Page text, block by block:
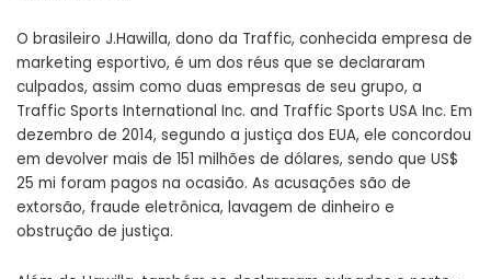
O brasileiro J.Hawilla, dono da Traffic, conhecida empresa de
marketing esportivo, é um dos réus que se declararam
culpados, assim como duas empresas de seu grupo, a
Traffic Sports International Inc. and Traffic Sports USA Inc. Em
dezembro de 2014, segundo a justiça dos EUA, ele concordou
em devolver mais de 151 milhões de dólares, sendo que US$
25 mi foram pagos na ocasião. As acusações são de
extorsão, fraude eletrônica, lavagem de dinheiro e
obstrução de justiça.